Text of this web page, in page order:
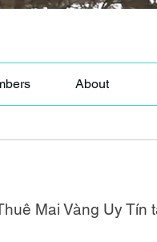
About
Mai Vàng Uy Tín